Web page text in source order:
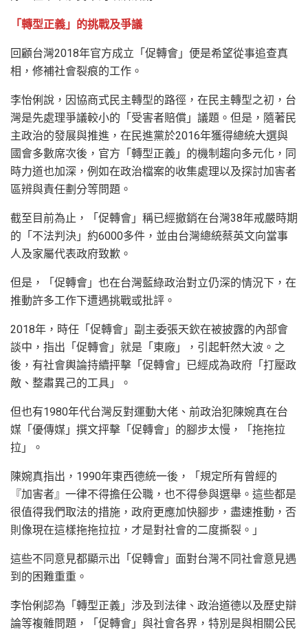
「轉型正義」的挑戰及爭議
回顧台灣2018年官方成立「促轉會」便是希望從事追查真
相，修補社會裂痕的工作。
李怡俐說，因協商式民主轉型的路徑，在民主轉型之初，台
灣是先處理爭議較小的「受害者賠償」議題。但是，隨著民
主政治的發展與推進，在民進黨於2016年獲得總統大選與
國會多數席次後，官方「轉型正義」的機制趨向多元化，同
時力道也加深，例如在政治檔案的收集處理以及探討加害者
區辨與責任劃分等問題。
截至目前為止，「促轉會」稱已經撤銷在台灣38年戒嚴時期
的「不法判決」約6000多件，並由台灣總統蔡英文向當事
人及家屬代表政府致歉。
但是，「促轉會」也在台灣藍綠政治對立仍深的情況下，在
推動許多工作下遭遇挑戰或批評。
2018年，時任「促轉會」副主委張天欽在被披露的內部會
談中，指出「促轉會」就是「東廠」，引起軒然大波。之
後，有社會輿論持續抨擊「促轉會」已經成為政府「打壓政
敵、整肅異己的工具」。
但也有1980年代台灣反對運動大佬、前政治犯陳婉真在台
媒「優傳媒」撰文抨擊「促轉會」的腳步太慢，「拖拖拉
拉」。
陳婉真指出，1990年東西德統一後，「規定所有曾經的
『加害者』一律不得擔任公職，也不得參與選舉。這些都是
很值得我們取法的措施，政府更應加快腳步，盡速推動，否
則像現在這樣拖拖拉拉，才是對社會的二度撕裂。」
這些不同意見都顯示出「促轉會」面對台灣不同社會意見遇
到的困難重重。
李怡俐認為「轉型正義」涉及到法律、政治道德以及歷史辯
論等複雜問題，「促轉會」與社會各界，特別是與相關公民